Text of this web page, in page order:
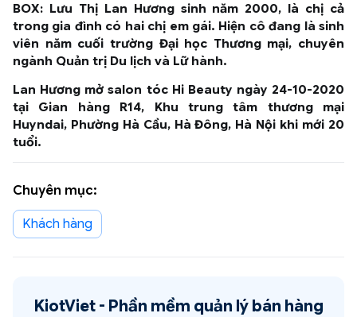
BOX: Lưu Thị Lan Hương sinh năm 2000, là chị cả
trong gia đình có hai chị em gái. Hiện cô đang là sinh
viên năm cuối trường Đại học Thương mại, chuyên
ngành Quản trị Du lịch và Lữ hành.
Lan Hương mở salon tóc Hi Beauty ngày 24-10-2020
tại Gian hàng R14, Khu trung tâm thương mại
Huyndai, Phường Hà Cầu, Hà Đông, Hà Nội khi mới 20
tuổi.
Chuyên mục:
Khách hàng
KiotViet - Phần mềm quản lý bán hàng